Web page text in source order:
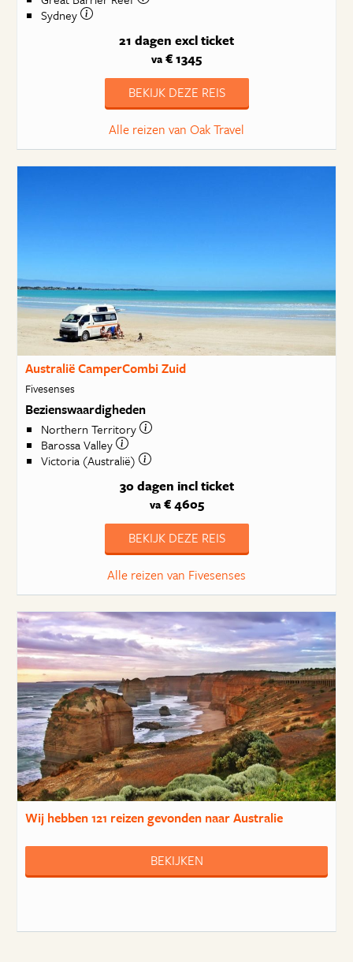
Sydney
21 dagen excl ticket
va € 1345
BEKIJK DEZE REIS
Alle reizen van Oak Travel
Australië CamperCombi Zuid
Fivesenses
Bezienswaardigheden
Northern Territory
Barossa Valley
Victoria (Australië)
30 dagen incl ticket
va€ 4605
BEKIJK DEZE REIS
Alle reizen van Fivesenses
Wij hebben121 reizengevonden naar Australie
BEKIJKEN